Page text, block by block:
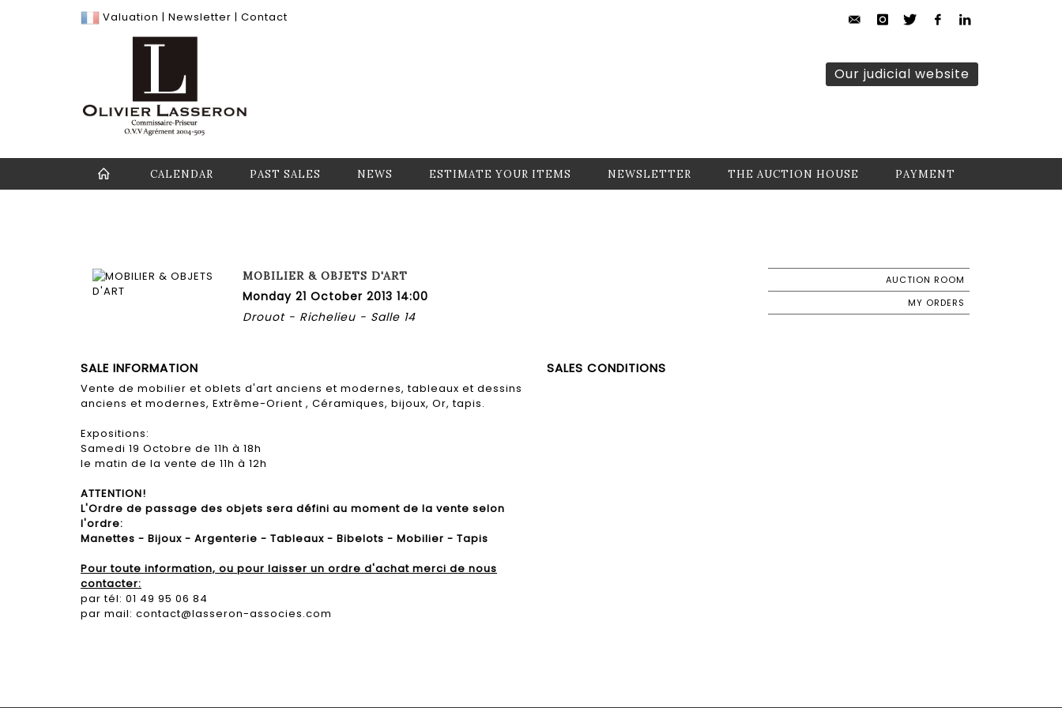
Valuation | Newsletter | Contact
Our judicial website
CALENDAR PAST SALES NEWS ESTIMATE YOUR ITEMS NEWSLETTER THE AUCTION HOUSE PAYMENT
MOBILIER & OBJETS D'ART
Monday 21 October 2013 14:00
Drouot - Richelieu - Salle 14
AUCTION ROOM
MY ORDERS
SALE INFORMATION
Vente de mobilier et oblets d'art anciens et modernes, tableaux et dessins
anciens et modernes, Extrême-Orient , Céramiques, bijoux, Or, tapis.
Expositions:
Samedi 19 Octobre de 11h à 18h
le matin de la vente de 11h à 12h
ATTENTION!
L'Ordre de passage des objets sera défini au moment de la vente selon
l'ordre:
Manettes - Bijoux - Argenterie - Tableaux - Bibelots - Mobilier - Tapis
Pour toute information, ou pour laisser un ordre d'achat merci de nous
contacter:
par tél: 01 49 95 06 84
par mail: contact@lasseron-associes.com
SALES CONDITIONS